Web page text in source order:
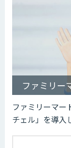
ファミリー
ファミリーマー
チェル」を導入